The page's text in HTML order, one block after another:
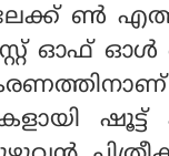
ണ്‍
ഓഫ്
ഷൂട്ട്